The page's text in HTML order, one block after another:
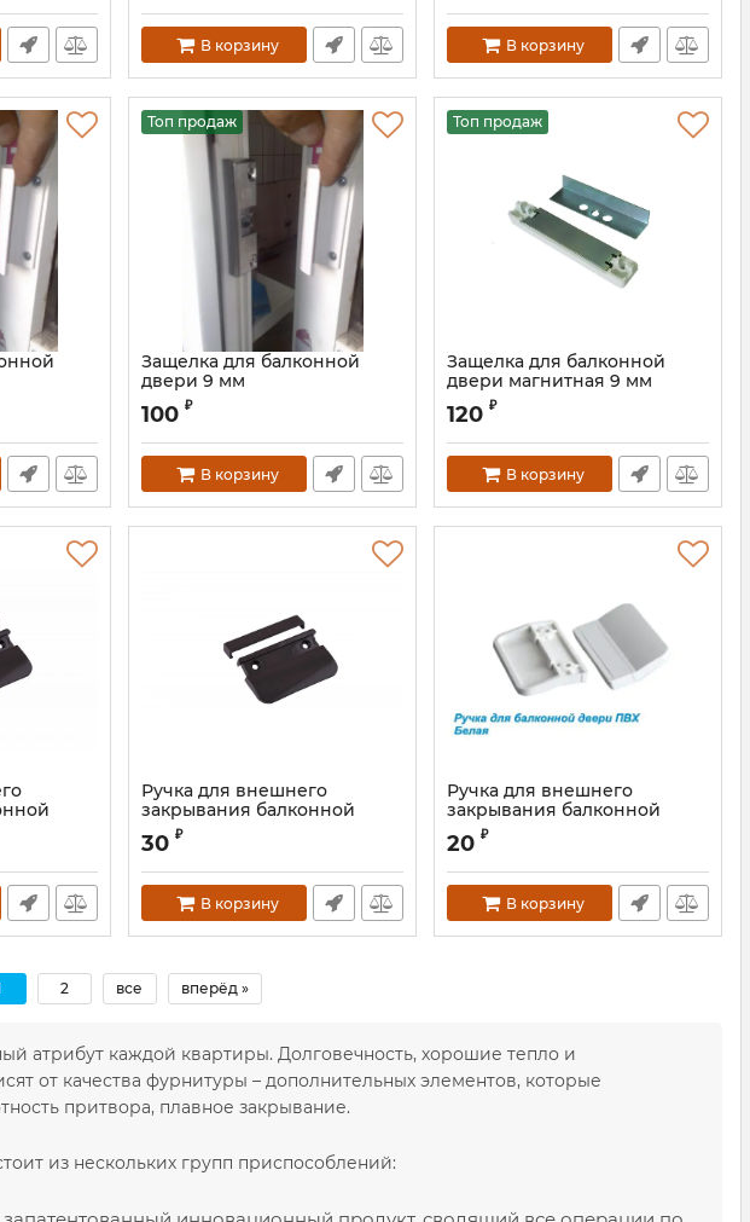
В корзину В корзину
Топ продаж
Защелка для балконной
двери 9 мм
100 ₽
В корзину
Топ продаж
Защелка для балконной
двери магнитная 9 мм
Артикул:
120 ₽
В корзину
Ручка для внешнего
закрывания балконной
двери антрацит
30 ₽
В корзину
Ручка для внешнего
закрывания балконной
двери белая
20 ₽
В корзину
2 все вперёд »
атрибут каждой квартиры. Долговечность, хорошие тепло и
от качества фурнитуры – дополнительных элементов, которые
притвора, плавное закрывание.
из нескольких групп приспособлений: